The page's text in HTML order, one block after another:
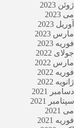
ژوئن 2023
می 2023
آوریل 2023
مارس 2023
فوریه 2023
جولای 2022
مارس 2022
فوریه 2022
ژانویه 2022
دسامبر 2021
سپتامبر 2021
می 2021
فوریه 2021